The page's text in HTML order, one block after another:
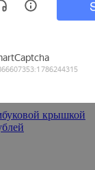
-70%
крышкой